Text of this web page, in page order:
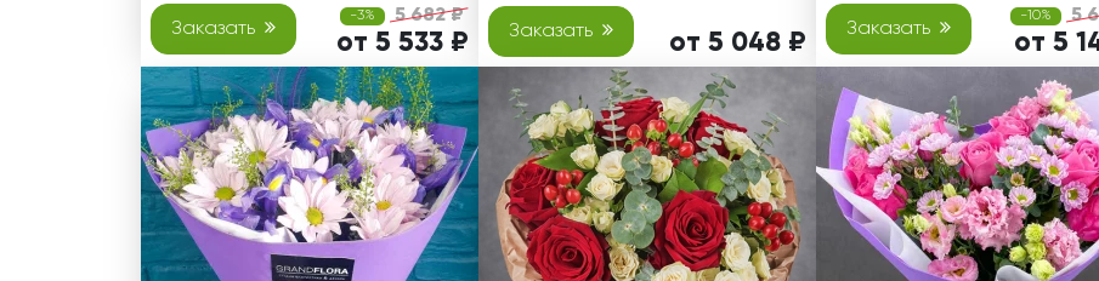
Заказать
-3% 5 682 ₽
от 5 533 ₽ Заказать от 5 048 ₽
Заказать
-10% 5
от 5